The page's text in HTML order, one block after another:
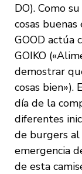
DO). Como
cosas
GOOD actúa
GOIKO
demostrar
cosas bien»).
día de la
diferentes
de burgers
emergencia
de esta